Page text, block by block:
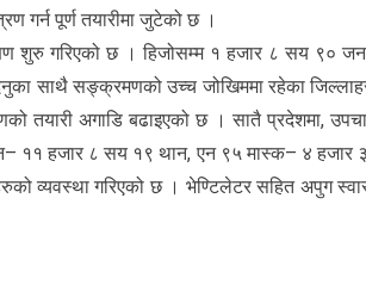
गर्न पूर्ण तयारीमा जुटेको छ ।
शुरु गरिएको छ । हिजोसम्म १ हजार ८ सय ९०
साथै सङ्क्रमणको उच्च जोखिममा रहेका
तयारी अगाडि बढाइएको छ । सातै प्रदेशमा,
११ हजार ८ सय १९ थान, एन ९५ मास्क– ४ हजार
व्यवस्था गरिएको छ । भेण्टिलेटर सहित अपुग